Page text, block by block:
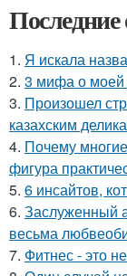
Последние
1. Я искала
2. 3 мифа о моей
3. Произошел
казахским
4. Почему
фигура
5. 6 инсайтов,
6. Заслуженный
весьма
7. Фитнес - это